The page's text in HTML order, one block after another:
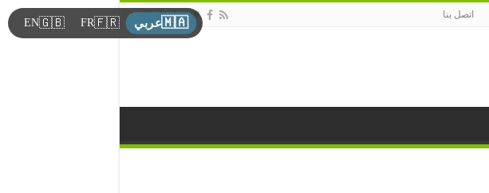
اتصل بنا
🇲🇦عربي 🇫🇷
FR
🇬🇧
EN